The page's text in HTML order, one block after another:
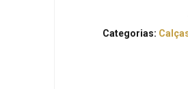
Categorias: